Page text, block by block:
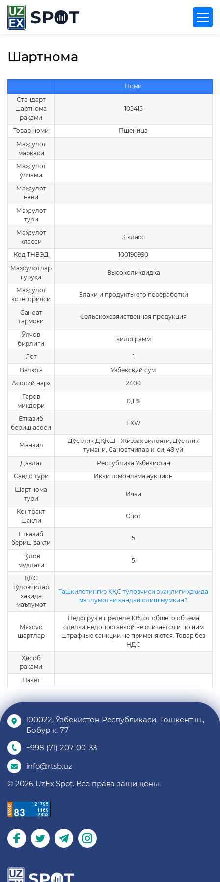
Шартнома
Номи
Стандарт
шартнома
рақами
105415
Товар номи
Пшеница
Маҳсулот
маркаси
Маҳсулот
ўлчами
Маҳсулот
нави
Маҳсулот
тури
Маҳсулот
класси
3 класс
Код ТНВЭД
100190990
Маҳсулотлар
гуруҳи
Высоколиквидка
Маҳсулот
котегорияси
Злаки и продукты его переработки
Саноат
тармоғи
Сельскохозяйственная продукция
Ўлчов
бирлиги
килограмм
Лот
1
Валюта
Узбекский сум
Асосий нарх
2400
Гаров
миқдори
0,1 %
Етказиб
бериш асоси
EXW
Манзил
Дўстлик ДҚҚШ - Жиззах вилояти, Дўстлик
тумани, Саноатчилар к-си, 49 уй
Давлат
Республика Узбекистан
Савдо тури
Икки томонлама аукцион
Шартнома
тури
Ички
Контракт
шакли
Спот
Етказиб
бериш вақти
5
Тўлов
муддати
5
ҚҚС
тўловчилар
ҳақида
маълумот
Ташкилотингиз ҚҚС тўловчиси эканлиги ҳақида
маълумотни қандай олиш мумкин?
Махсус
шартлар
Недогруз в пределе 10% от общего объема
сделки недопоставкой не считается и по ним
штрафные санкции не применяются. Товар без
НДС
Ҳисоб
рақами
Пакет
100022, Ўзбекистон Республикаси, Тошкент ш.,
Бобур к. 77
+998 (71) 207-00-33
info@rtsb.uz
© 2026 UzEx Spot. Все права защищены.